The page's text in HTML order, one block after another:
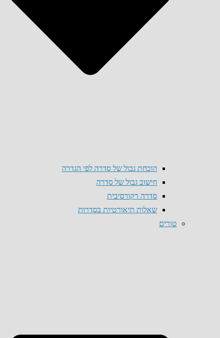
הוכחת גבול של סדרה לפי הגדרה
חישוב גבול של סדרה
סדרה רקורסיבית
שאלות תיאורטיות בסדרות
טורים